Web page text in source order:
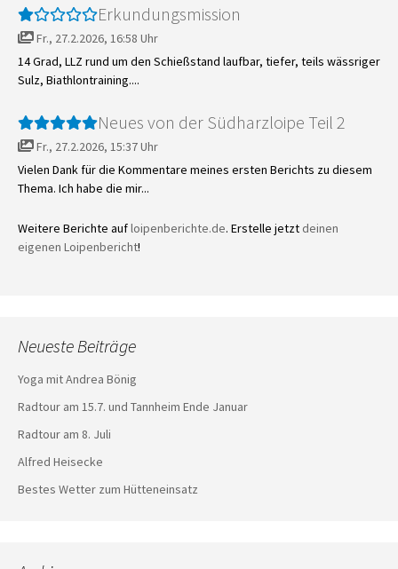
Erkundungsmission
Fr., 27.2.2026, 16:58 Uhr
14 Grad, LLZ rund um den Schießstand laufbar, tiefer, teils wässriger
Sulz, Biathlontraining....
Neues von der Südharzloipe Teil 2
Fr., 27.2.2026, 15:37 Uhr
Vielen Dank für die Kommentare meines ersten Berichts zu diesem
Thema. Ich habe die mir...
Weitere Berichte aufloipenberichte.de. Erstelle jetzt deinen
eigenen Loipenbericht!
Neueste Beiträge
Yoga mit Andrea Bönig
Radtour am 15.7. und Tannheim Ende Januar
Radtour am 8. Juli
Alfred Heisecke
Bestes Wetter zum Hütteneinsatz